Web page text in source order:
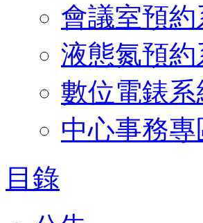
會議室預約
液態氮預約
數位電錶系
中心事務專
目錄